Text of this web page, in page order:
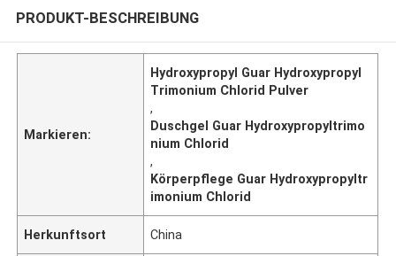
PRODUKT-BESCHREIBUNG
Markieren:
Hydroxypropyl Guar Hydroxypropyl
Trimonium Chlorid Pulver
,
Duschgel Guar Hydroxypropyltrimo
nium Chlorid
,
Körperpflege Guar Hydroxypropyltr
imonium Chlorid
Herkunftsort China